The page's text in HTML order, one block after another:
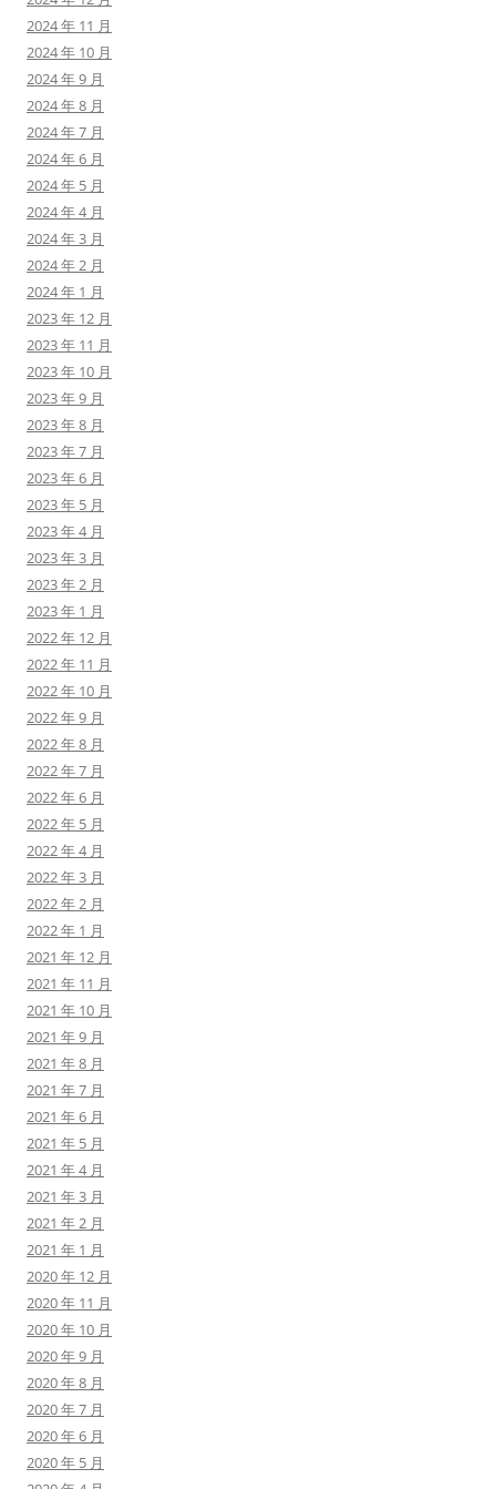
2024 年 11 月
2024 年 10 月
2024 年 9 月
2024 年 8 月
2024 年 7 月
2024 年 6 月
2024 年 5 月
2024 年 4 月
2024 年 3 月
2024 年 2 月
2024 年 1 月
2023 年 12 月
2023 年 11 月
2023 年 10 月
2023 年 9 月
2023 年 8 月
2023 年 7 月
2023 年 6 月
2023 年 5 月
2023 年 4 月
2023 年 3 月
2023 年 2 月
2023 年 1 月
2022 年 12 月
2022 年 11 月
2022 年 10 月
2022 年 9 月
2022 年 8 月
2022 年 7 月
2022 年 6 月
2022 年 5 月
2022 年 4 月
2022 年 3 月
2022 年 2 月
2022 年 1 月
2021 年 12 月
2021 年 11 月
2021 年 10 月
2021 年 9 月
2021 年 8 月
2021 年 7 月
2021 年 6 月
2021 年 5 月
2021 年 4 月
2021 年 3 月
2021 年 2 月
2021 年 1 月
2020 年 12 月
2020 年 11 月
2020 年 10 月
2020 年 9 月
2020 年 8 月
2020 年 7 月
2020 年 6 月
2020 年 5 月